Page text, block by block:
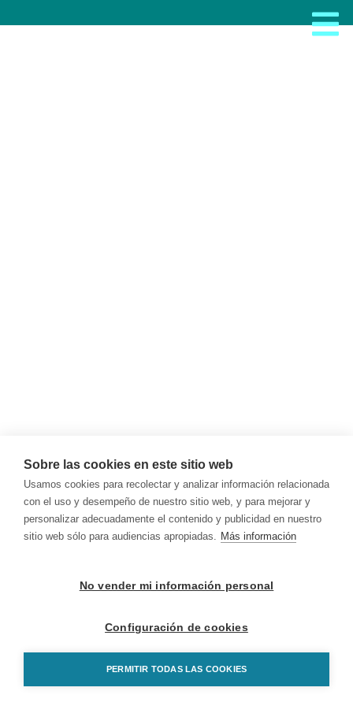
Sobre las cookies en este sitio web
Usamos cookies para recolectar y analizar información relacionada
con el uso y desempeño de nuestro sitio web, y para mejorar y
personalizar adecuadamente el contenido y publicidad en nuestro
sitio web sólo para audiencias apropiadas. Más información
No vender mi información personal
Configuración de cookies
PERMITIR TODAS LAS COOKIES